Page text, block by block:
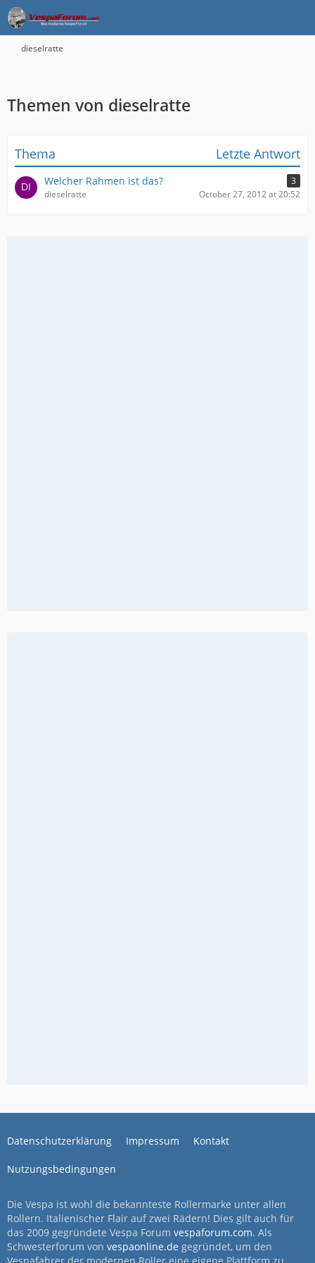
dieselratte
Themen von dieselratte
Thema Letzte Antwort
Welcher Rahmen ist das?
3
dieselratte
October 27, 2012 at 20:52
Datenschutzerklärung Impressum Kontakt
Nutzungsbedingungen
Die Vespa ist wohl die bekannteste Rollermarke unter allen
Rollern. Italienischer Flair auf zwei Rädern! Dies gilt auch für
das 2009 gegründete Vespa Forum vespaforum.com. Als
Schwesterforum von vespaonline.de gegründet, um den